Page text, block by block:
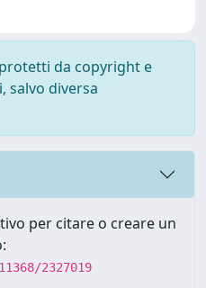
da copyright e
salvo diversa
per citare o creare un
2327019